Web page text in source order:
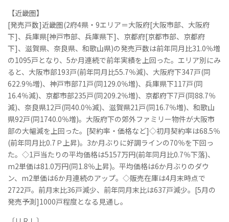
【近畿圏】
[発売戸数]近畿圏(2府4県・9エリア＝大阪府[大阪市部、大阪府
下]、兵庫県[神戸市部、兵庫県下]、京都府[京都市部、京都府
下]、滋賀県、奈良県、和歌山県)の発売戸数は前年同月比31.0％増
の1095戸となり、5か月連続で前年実績を上回った。エリア別にみ
ると、大阪市部193戸(前年同月比55.7％減)、大阪府下347戸(同
622.9％増)、神戸市部71戸(同129.0％増)、兵庫県下117戸(同
16.4％減)、京都市部235戸(同209.2％増)、京都府下7戸(同88.7％
減)、奈良県12戸(同40.0％減)、滋賀県21戸(同16.7％増)、和歌山
県92戸(同1740.0％増)。大阪府下の郊外ファミリー物件が大阪市
部の大幅減を上回った。[契約率・価格など]◇初月契約率は68.5％
(前年同月比0.7Ｐ上昇)。3か月ぶりに好調ラインの70％を下回っ
た。◇1戸当たりの平均価格は5157万円(前年同月比0.7％下落)、
m2単価は81.0万円(同1.8％上昇)。平均価格は6か月ぶりのダウ
ン、m2単価は6か月連続のアップ。◇販売在庫は4月末時点で
2722戸。前月末比36戸減少、前年同月末比は637戸減少。[5月の
発売予測]1000戸程度となる見通し｡